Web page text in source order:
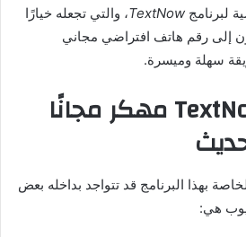
لبرنامج TextNow، والتي تجعله خيارًا
إلى رقم هاتف افتراضي مجاني
سهلة وميسرة.
عيوب تنزيل TextNow مهكر مجانًا
بهذا البرنامج قد تتواجد بداخله بعض
هي: